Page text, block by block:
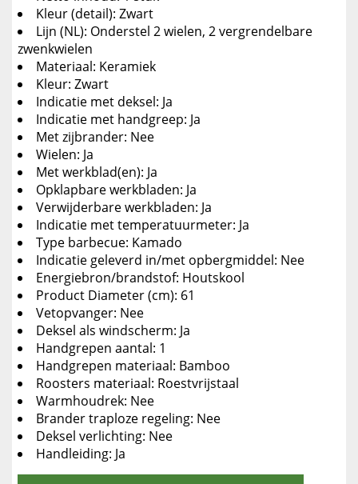
Kleur (detail): Zwart
Lijn (NL): Onderstel 2 wielen, 2 vergrendelbare
zwenkwielen
Materiaal: Keramiek
Kleur: Zwart
Indicatie met deksel: Ja
Indicatie met handgreep: Ja
Met zijbrander: Nee
Wielen: Ja
Met werkblad(en): Ja
Opklapbare werkbladen: Ja
Verwijderbare werkbladen: Ja
Indicatie met temperatuurmeter: Ja
Type barbecue: Kamado
Indicatie geleverd in/met opbergmiddel: Nee
Energiebron/brandstof: Houtskool
Product Diameter (cm): 61
Vetopvanger: Nee
Deksel als windscherm: Ja
Handgrepen aantal: 1
Handgrepen materiaal: Bamboo
Roosters materiaal: Roestvrijstaal
Warmhoudrek: Nee
Brander traploze regeling: Nee
Deksel verlichting: Nee
Handleiding: Ja